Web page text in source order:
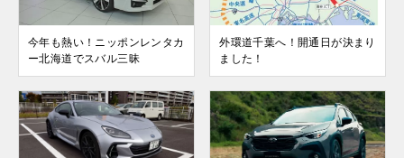
今年も熱い！ニッポンレンタカ
ー北海道でスバル三昧
外環道千葉へ！開通日が決まり
ました！